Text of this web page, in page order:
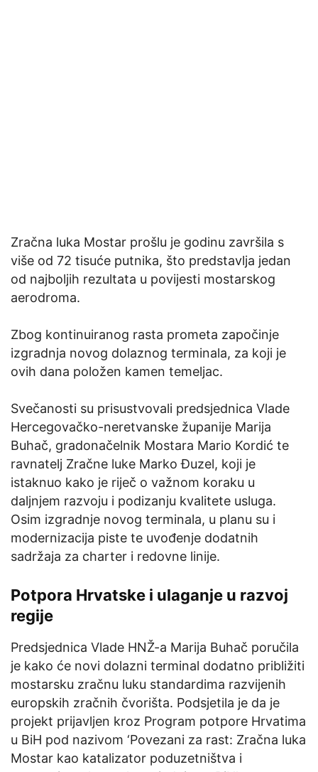
Zračna luka Mostar prošlu je godinu završila s
više od 72 tisuće putnika, što predstavlja jedan
od najboljih rezultata u povijesti mostarskog
aerodroma.
Zbog kontinuiranog rasta prometa započinje
izgradnja novog dolaznog terminala, za koji je
ovih dana položen kamen temeljac.
Svečanosti su prisustvovali predsjednica Vlade
Hercegovačko-neretvanske županije Marija
Buhač, gradonačelnik Mostara Mario Kordić te
ravnatelj Zračne luke Marko Đuzel, koji je
istaknuo kako je riječ o važnom koraku u
daljnjem razvoju i podizanju kvalitete usluga.
Osim izgradnje novog terminala, u planu su i
modernizacija piste te uvođenje dodatnih
sadržaja za charter i redovne linije.
Potpora Hrvatske i ulaganje u razvoj
regije
Predsjednica Vlade HNŽ-a Marija Buhač poručila
je kako će novi dolazni terminal dodatno približiti
mostarsku zračnu luku standardima razvijenih
europskih zračnih čvorišta. Podsjetila je da je
projekt prijavljen kroz Program potpore Hrvatima
u BiH pod nazivom ‘Povezani za rast: Zračna luka
Mostar kao katalizator poduzetništva i